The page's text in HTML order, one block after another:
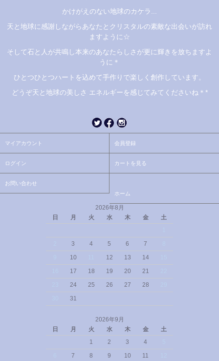
かけがえのない地球のカケラ...
天と地球に感謝しながらあなたとクリスタルの素敵な出会いが訪れ
ますように☆
そして石と人が共鳴し本来のあなたらしさが更に輝きを放ちますよ
うに＊
ひとつひとつハートを込めて手作りで楽しく創作しています。
どうぞ天と地球の美しさ エネルギーを感じてみてくださいね＊*
マイアカウント 会員登録
ログイン カートを見る
お問い合わせ
ホーム
2026年8月
日
月 火 水 木 金
土
3 4 5 6 7
10 12 13 14
17 18 19 20 21
24 25 26 27 28
31
2026年9月
日
月 火 水 木 金
土
1
2 3 4
7 8 9 10 11